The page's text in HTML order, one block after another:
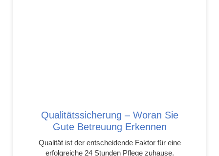
Qualitätssicherung – Woran Sie
Gute Betreuung Erkennen
Qualität ist der entscheidende Faktor für eine
erfolgreiche 24 Stunden Pflege zuhause.